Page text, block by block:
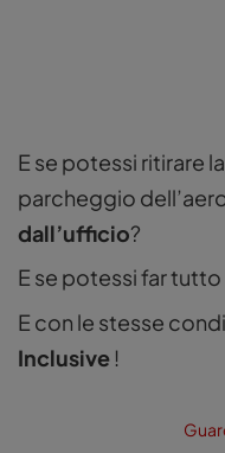
E se potessi ritirare
parcheggio
dall’ufficio?
E se potessi far
E con le stesse
Inclusive !